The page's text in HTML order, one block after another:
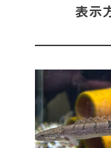
表示